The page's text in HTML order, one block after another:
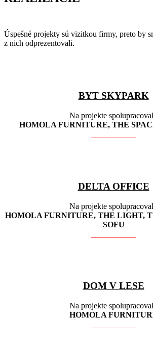
Úspešné projekty sú vizitkou firmy, preto by
z nich odprezentovali.
BYT SKYPARK
Na projekte
HOMOLA FURNITURE, THE
DELTA OFFICE
Na projekte
HOMOLA FURNITURE, THE LIGHT,
SOFU
DOM V LESE
Na projekte
HOMOLA